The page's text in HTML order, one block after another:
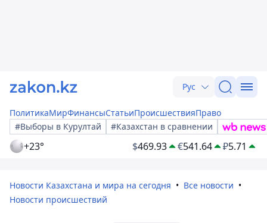
Рус
ПолитикаМирФинансыСтатьиПроисшествияПраво
#Выборы в Курултай
#Казахстан в сравнении
+23° $469.93 €541.64 ₽5.71
Новости Казахстана и мира на сегодня
Все новости
Новости происшествий